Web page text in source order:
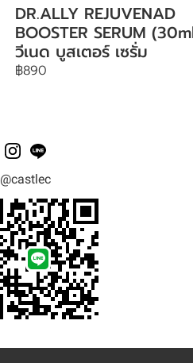
DR.ALLY REJUVENAD
BOOSTER SERUM
วีเนด บูสเตอร์ เซรั่ม
฿890
@castlec